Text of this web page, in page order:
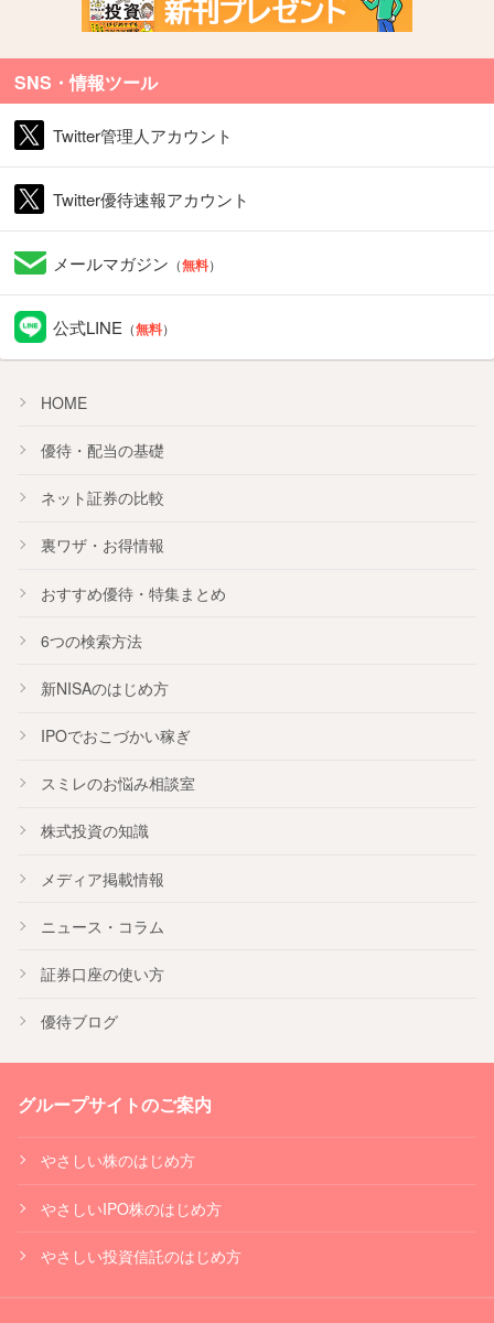
SNS・情報ツール
Twitter管理人アカウント
Twitter優待速報アカウント
メールマガジン （無料）
公式LINE （無料）
HOME
優待・配当の基礎
ネット証券の比較
裏ワザ・お得情報
おすすめ優待・ 特集まとめ
6つの検索方法
新NISAのはじめ方
IPOでおこづかい稼ぎ
スミレのお悩み相談室
株式投資の知識
メディア掲載情報
ニュース・コラム
証券口座の使い方
優待ブログ
グループサイトのご案内
やさしい株のはじめ方
やさしいIPO株のはじめ方
やさしい投資信託のはじめ方